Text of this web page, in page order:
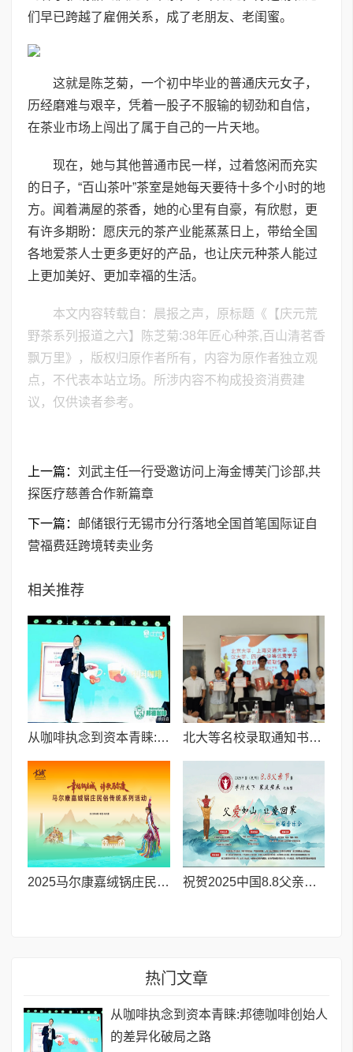
们早已跨越了雇佣关系，成了老朋友、老闺蜜。
这就是陈芝菊，一个初中毕业的普通庆元女子，
历经磨难与艰辛，凭着一股子不服输的韧劲和自信，
在茶业市场上闯出了属于自己的一片天地。
现在，她与其他普通市民一样，过着悠闲而充实
的日子，“百山茶叶”茶室是她每天要待十多个小时的地
方。闻着满屋的茶香，她的心里有自豪，有欣慰，更
有许多期盼：愿庆元的茶产业能蒸蒸日上，带给全国
各地爱茶人士更多更好的产品，也让庆元种茶人能过
上更加美好、更加幸福的生活。
本文内容转载自：晨报之声，原标题《【庆元荒
野茶系列报道之六】陈芝菊:38年匠心种茶,百山清茗香
飘万里》，版权归原作者所有，内容为原作者独立观
点，不代表本站立场。所涉内容不构成投资消费建
议，仅供读者参考。
上一篇： 刘武主任一行受邀访问上海金博芙门诊部,共
探医疗慈善合作新篇章
下一篇： 邮储银行无锡市分行落地全国首笔国际证自
营福费廷跨境转卖业务
相关推荐
从咖啡执念到资本青睐:邦德咖啡创始人的差异化破局之路 北大等名校录取通知书送达仪式在喀什市特区实验学校暖心举行
2025马尔康嘉绒锅庄民俗传统系列活动拉开帷幕 千人多民族锅庄巡游点燃“幸福锅庄城” 祝贺2025中国8.8父亲节“孝行天下家风传承”论坛暨祈福音乐会圆满成功
热门文章
从咖啡执念到资本青睐:邦德咖啡创始人
的差异化破局之路